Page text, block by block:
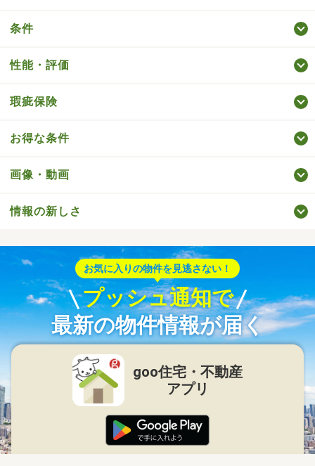
条件
性能・評価
瑕疵保険
お得な条件
画像・動画
情報の新しさ
お気に入りの物件を見逃さない！
プッシュ通知で
最新の物件情報が届く
goo住宅・不動産
アプリ